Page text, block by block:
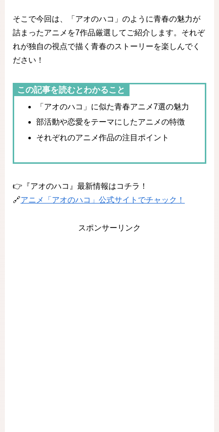
そこで今回は、「アオのハコ」のように青春の魅力が
詰まったアニメを7作品厳選してご紹介します。それぞ
れが独自の視点で描く青春のストーリーを楽しんでく
ださい！
この記事を読むとわかること
「アオのハコ」に似た青春アニメ7選の魅力
部活動や恋愛をテーマにしたアニメの特徴
それぞれのアニメ作品の注目ポイント
👉『アオのハコ』最新情報はコチラ！
🔗アニメ「アオのハコ」公式サイトでチャック！
スポンサーリンク